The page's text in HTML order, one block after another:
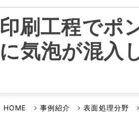
システム製品
医療機器分野
新エネルギー分野
食品分野
食品分野
化学分野
電話でのお問い合わせ
貸出機のご依頼
修理に関するお問い合わせ
コンプライアンス基本方針
ディスクロージャーポリシー
会社概要
ポンプの基礎
ポンプなるほど
導入事例
こんなところにイワキです
イワキよむよむVideo
印刷工程でポ
に気泡が混入
HOME 事例紹介 表面処理分野